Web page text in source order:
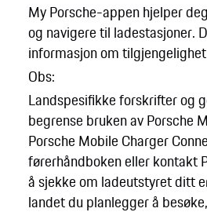
My Porsche-appen hjelper
og navigere til ladestasjoner.
informasjon om
Obs:
Landspesifikke forskrifter og
begrense bruken av Porsche
Porsche Mobile Charger
førerhåndboken eller kontakt
å sjekke om ladeutstyret ditt
landet du planlegger å